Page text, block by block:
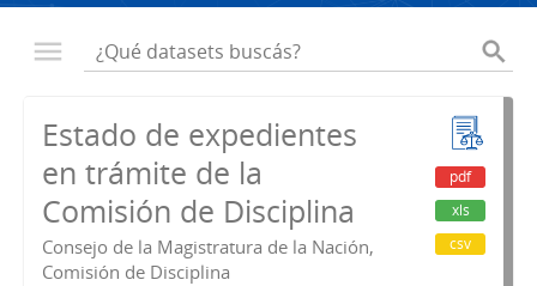
Estado de expedientes
en trámite de la
Comisión de Disciplina
Consejo de la Magistratura de la Nación,
Comisión de Disciplina
pdf
xls
csv